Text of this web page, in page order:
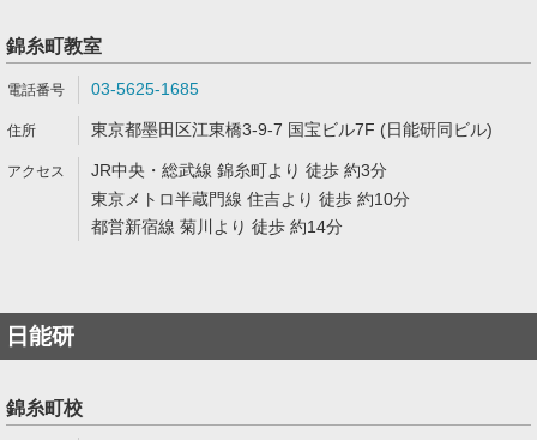
錦糸町教室
03-5625-1685
東京都墨田区江東橋3-9-7 国宝ビル7F (日能研同ビル)
JR中央・総武線 錦糸町より 徒歩 約3分
東京メトロ半蔵門線 住吉より 徒歩 約10分
都営新宿線 菊川より 徒歩 約14分
日能研
錦糸町校